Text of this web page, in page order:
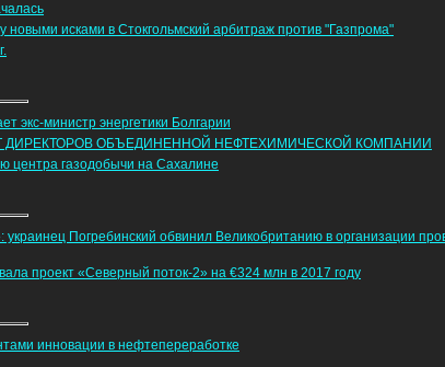
новыми исками в Стокгольмский арбитраж против "Газпрома"
экс-министр энергетики Болгарии
ОБЪЕДИНЕННОЙ НЕФТЕХИМИЧЕСКОЙ КОМПАНИИ
центра газодобычи на Сахалине
Погребинский обвинил Великобританию в организации
проект «Северный поток-2» на €324 млн в 2017 году
инновации в нефтепереработке